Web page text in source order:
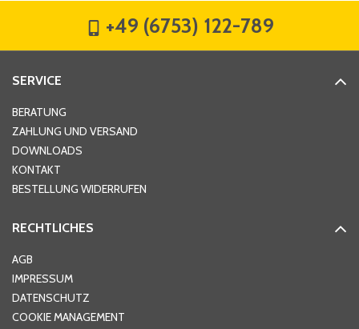
Hausnummer
Ort*
Telefon
+49 (6753) 122-789
SERVICE
BERATUNG
ZAHLUNG UND VERSAND
DOWNLOADS
KONTAKT
BESTELLUNG WIDERRUFEN
RECHTLICHES
AGB
IMPRESSUM
DATENSCHUTZ
COOKIE MANAGEMENT